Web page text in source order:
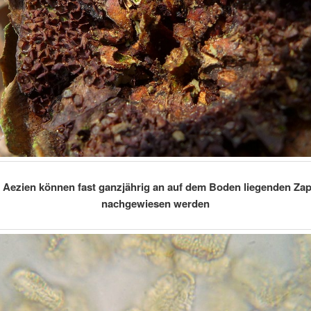
Aezien können fast ganzjährig an auf dem Boden liegenden
nachgewiesen werden